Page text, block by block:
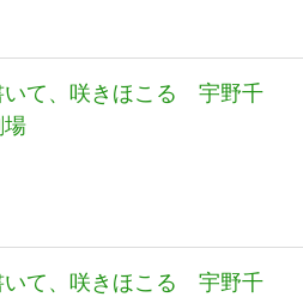
いて、咲きほこる 宇野千
場
いて、咲きほこる 宇野千